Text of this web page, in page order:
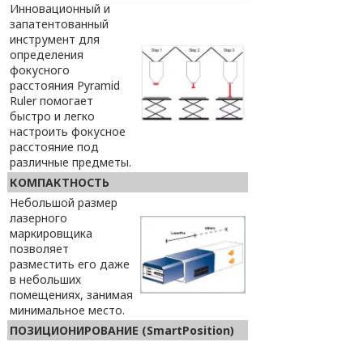
Инновационный и
запатентованный
инструмент для
определения
фокусного
расстояния Pyramid
Ruler помогает
быстро и легко
настроить фокусное
расстояние под
различные предметы.
КОМПАКТНОСТЬ
Небольшой размер
лазерного
маркировщика
позволяет
разместить его даже
в небольших
помещениях, занимая
минимальное место.
ПОЗИЦИОНИРОВАНИЕ (SmartPosition)